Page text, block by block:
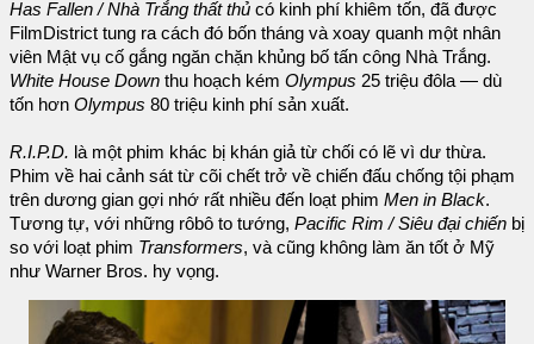
Has Fallen / Nhà Trắng thất thủ có kinh phí khiêm tốn, đã được
FilmDistrict tung ra cách đó bốn tháng và xoay quanh một nhân
viên Mật vụ cố gắng ngăn chặn khủng bố tấn công Nhà Trắng.
White House Down thu hoạch kém Olympus 25 triệu đôla — dù
tốn hơn Olympus 80 triệu kinh phí sản xuất.
R.I.P.D. là một phim khác bị khán giả từ chối có lẽ vì dư thừa.
Phim về hai cảnh sát từ cõi chết trở về chiến đấu chống tội phạm
trên dương gian gợi nhớ rất nhiều đến loạt phim Men in Black.
Tương tự, với những rôbô to tướng, Pacific Rim / Siêu đại chiến bị
so với loạt phim Transformers, và cũng không làm ăn tốt ở Mỹ
như Warner Bros. hy vọng.